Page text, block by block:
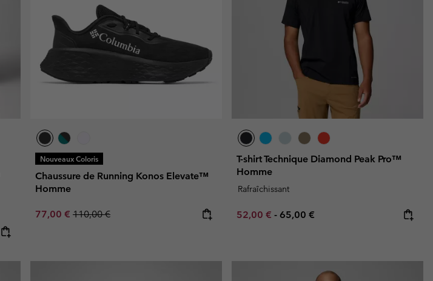
Nouveaux Coloris
Chaussure de Running Konos Elevate™
Homme
Sale price:
77,00 € Regular price:
110,00 €
T-shirt Technique Diamond Peak Pro™
Homme
Rafraîchissant
Minimum sale price:
52,00 € - Maximum price:
65,00 €